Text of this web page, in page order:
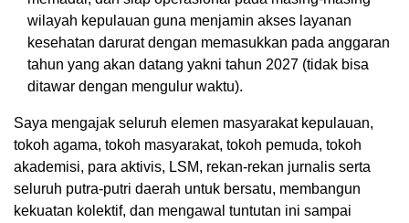
wilayah kepulauan guna menjamin akses layanan
kesehatan darurat dengan memasukkan pada anggaran
tahun yang akan datang yakni tahun 2027 (tidak bisa
ditawar dengan mengulur waktu).
Saya mengajak seluruh elemen masyarakat kepulauan,
tokoh agama, tokoh masyarakat, tokoh pemuda, tokoh
akademisi, para aktivis, LSM, rekan-rekan jurnalis serta
seluruh putra-putri daerah untuk bersatu, membangun
kekuatan kolektif, dan mengawal tuntutan ini sampai